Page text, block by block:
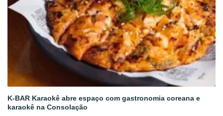
K-BAR Karaokê abre espaço com gastronomia coreana e
karaokê na Consolação